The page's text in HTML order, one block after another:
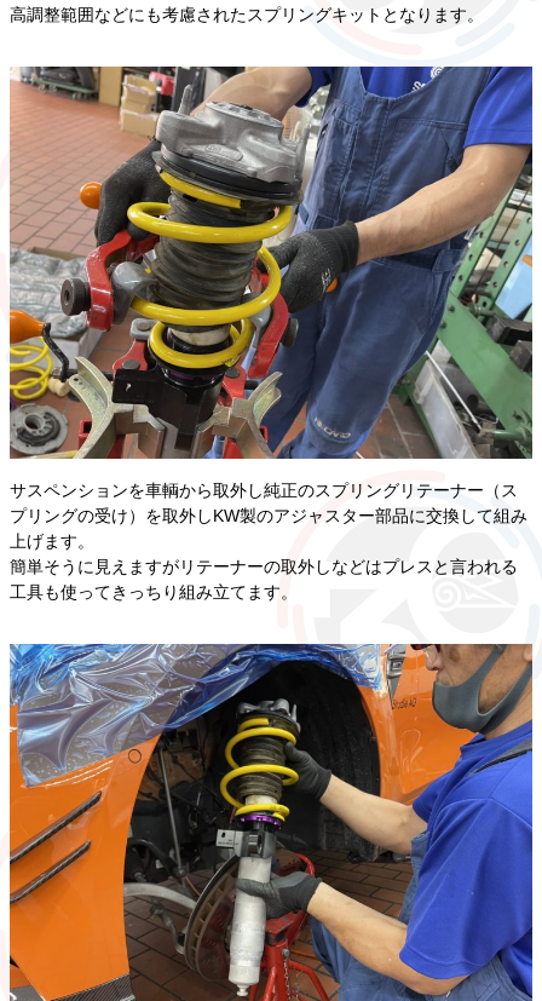
高調整範囲などにも考慮されたスプリングキットとなります。
サスペンションを車輌から取外し純正のスプリングリテーナー（ス
プリングの受け）を取外しKW製のアジャスター部品に交換して組み
上げます。
簡単そうに見えますがリテーナーの取外しなどはプレスと言われる
工具も使ってきっちり組み立てます。